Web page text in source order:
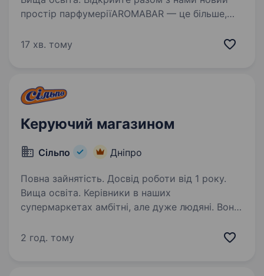
простір парфумеріїAROMABAR — це більше,
знайомства з парфумерією: простір, де можна
17 хв. тому
Керуючий магазином
Сільпо Дніпро
Повна зайнятість. Досвід роботи від 1 року.
Вища освіта. Керівники в наших
супермаркетах амбітні, але дуже людяні. Вони
контролюють їхнє досягнення, розвивають
2 год. тому